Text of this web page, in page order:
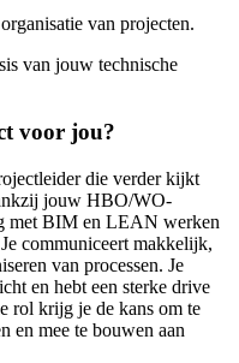
van projecten.
van jouw technische
voor jou?
die verder kijkt
jouw HBO/WO-
met BIM en LEAN werken
communiceert makkelijk,
van processen. Je
en hebt een sterke drive
rol krijg je de kans om te
en mee te bouwen aan